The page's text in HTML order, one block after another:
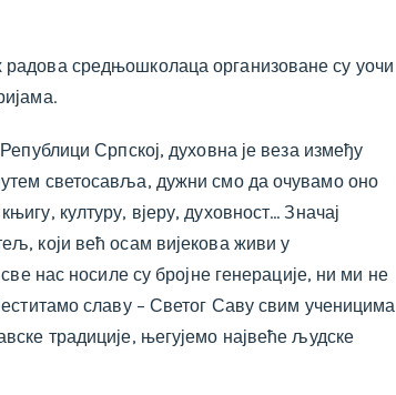
средњошколаца организоване су уочи
Српској, духовна је веза између
светосавља, дужни смо да очувамо оно
културу, вјеру, духовност… Значај
који већ осам вијекова живи у
нас носиле су бројне генерације, ни ми не
славу – Светог Саву свим ученицима
традиције, његујемо највеће људске